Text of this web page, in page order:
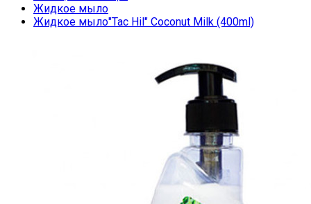
Жидкое мыло
Жидкое мыло"Tac Hil" Coconut Milk (400ml)